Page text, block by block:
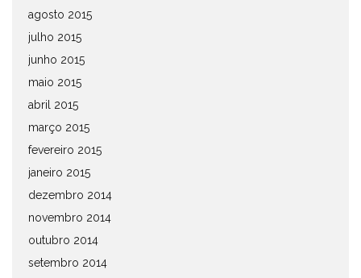
agosto 2015
julho 2015
junho 2015
maio 2015
abril 2015
março 2015
fevereiro 2015
janeiro 2015
dezembro 2014
novembro 2014
outubro 2014
setembro 2014